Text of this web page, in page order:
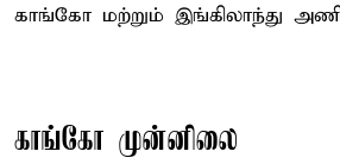
காங்கோ மற்றும் இங்கிலாந்து
காங்கோ முன்னிலை